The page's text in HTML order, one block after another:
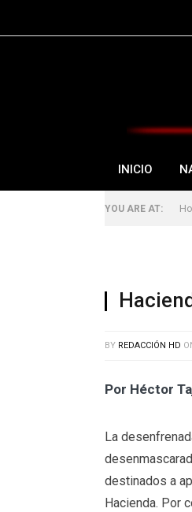
INICIO
YOU ARE AT:
BY REDACCIÓN HD
Por Héctor
La
destinados a
Hacienda. Por